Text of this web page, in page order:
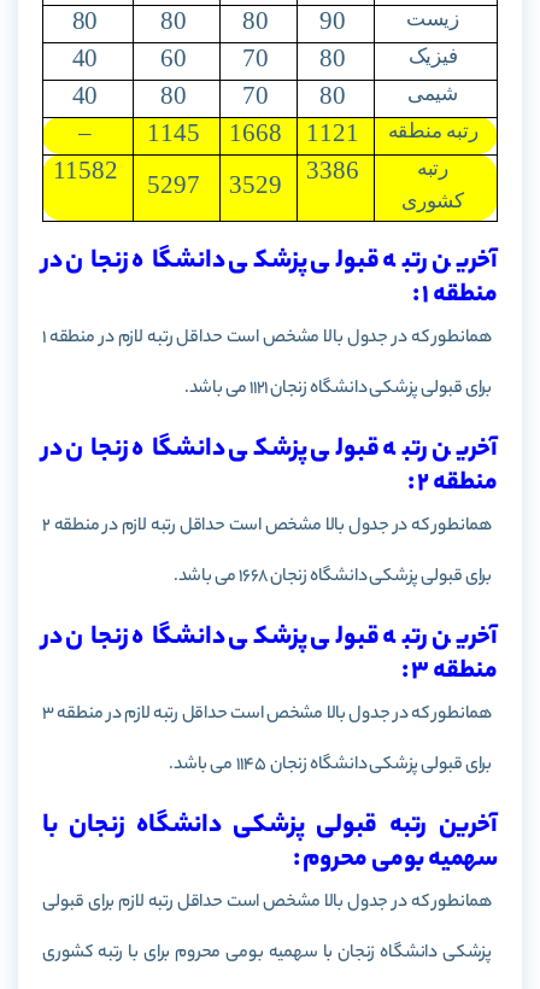
زیست 90
80
80
80
فیزیک 80
70
60
40
شیمی 80
70
80
40
رتبه منطقه 1121
1668
1145
–
رتبه
کشوری
3386
3529
5297
11582
آخرین رتبه قبولی پزشکی دانشگاه زنجان در
منطقه 1 :
همانطور که در جدول بالا مشخص است حداقل رتبه لازم در منطقه 1
برای قبولی پزشکی دانشگاه زنجان 1121 می باشد.
آخرین رتبه قبولی پزشکی دانشگاه زنجان در
منطقه 2 :
همانطور که در جدول بالا مشخص است حداقل رتبه لازم در منطقه 2
برای قبولی پزشکی دانشگاهزنجان
آخرین رتبه قبولی پزشکی دانشگاه زنجان در
منطقه 3 :
همانطور که در جدول بالا مشخص است حداقل رتبه لازم در منطقه 3
برای قبولی پزشکی دانشگاهزنجان
آخرین رتبه قبولی پزشکی دانشگاه زنجان با
سهمیه بومی محروم :
همانطور که در جدول بالا مشخص است حداقل رتبه لازم برای قبولی
پزشکی دانشگاه زنجانبا سهمیه بومی محروم برای با رتبه کشوری